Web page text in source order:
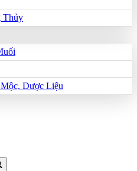
Thủy
Dược Liệu